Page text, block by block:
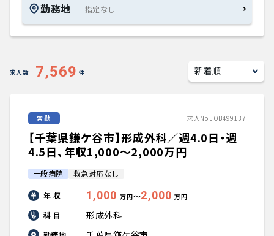
サービスの流れ
医師の求人・転職Q&A
知りたい・聞きたい
転職成功事例
医師の転職マニュアル
データで見る医師の平均年収
勤務地
求人数 7,569 件
常勤 求人No.JOB499137
【千葉県鎌ケ谷市】形成外科／週4.0日・週
4.5日、年収1,000〜2,000万円
一般病院 救急対応なし
年 収 1,000 万円〜2,000 万円
科 目 形成外科